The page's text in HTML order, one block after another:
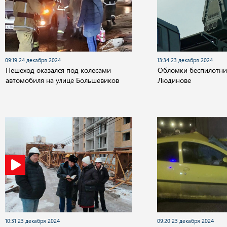
09:19 24 декабря 2024
Пешеход оказался под колесами
автомобиля на улице Большевиков
13:34 23 декабря 2024
Обломки
Людинове
10:31 23 декабря 2024 09:20 23 декабря 2024